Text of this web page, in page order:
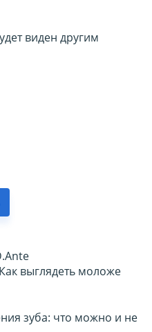
виден другим
выглядеть моложе
зуба: что можно и не